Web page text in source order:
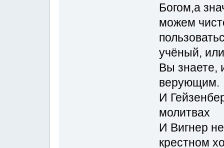
Богом,а
можем
учёный,
Вы знаете,
верующим.
И
молитвах
И Вигнер
крестном